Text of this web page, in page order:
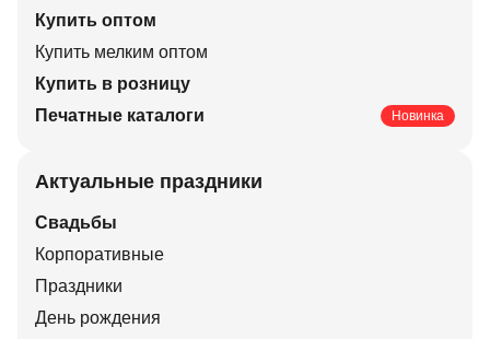
Купить оптом
Купить мелким оптом
Купить в розницу
Печатные каталоги
Новинка
Актуальные праздники
Свадьбы
Корпоративные
Праздники
День рождения